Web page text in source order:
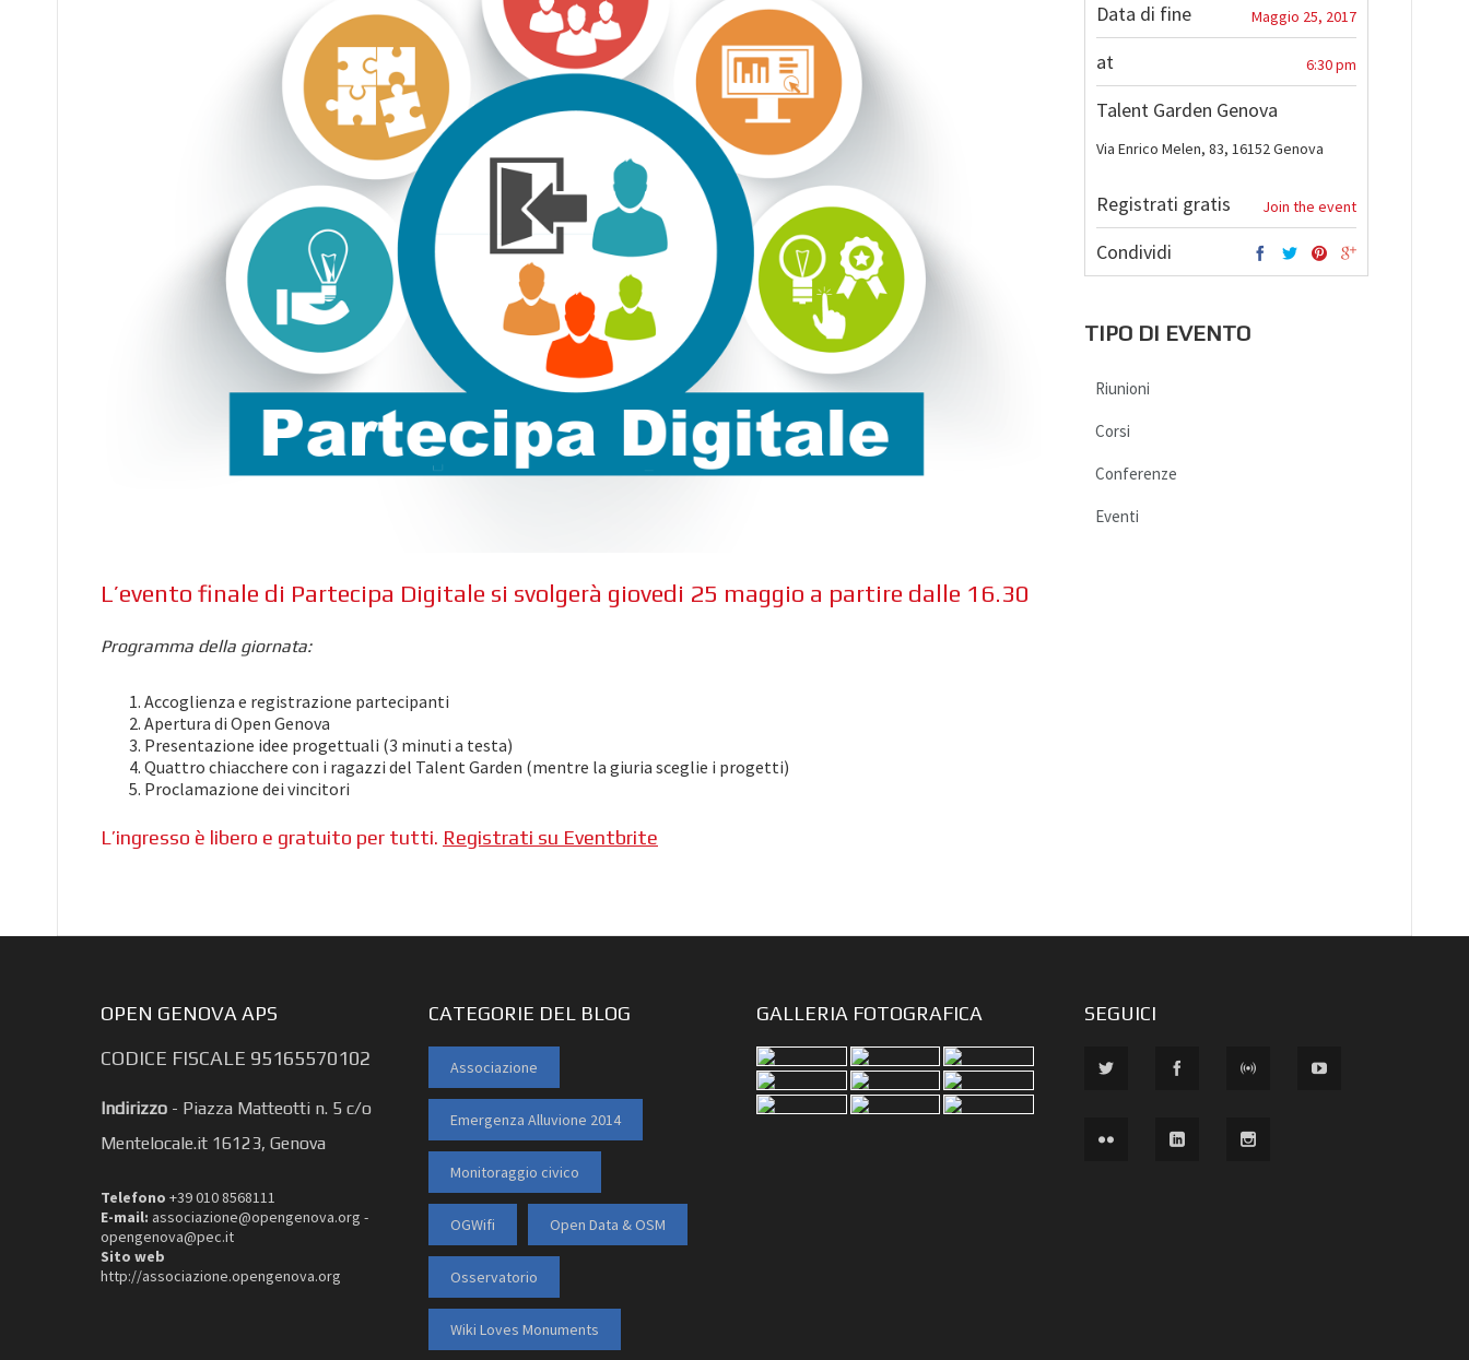
L’evento finale di Partecipa Digitale si svolgerà giovedi 25 maggio a partire dalle 16.30
Programma della giornata:
Accoglienza e registrazione partecipanti
Apertura di Open Genova
Presentazione idee progettuali (3 minuti a testa)
Quattro chiacchere con i ragazzi del Talent Garden (mentre la giuria sceglie i progetti)
Proclamazione dei vincitori
L’ingresso è libero e gratuito per tutti. Registrati su Eventbrite
Data di fine Maggio 25, 2017
at 6:30 pm
Talent Garden Genova
Via Enrico Melen, 83, 16152 Genova
Registrati gratis Join the event
Condividi
TIPO DI EVENTO
Riunioni
Corsi
Conferenze
Eventi
OPEN GENOVA APS
CODICE FISCALE 95165570102
Indirizzo - Piazza Matteotti n. 5 c/o
Mentelocale.it 16123, Genova
Telefono +39 010 8568111
E-mail: associazione@opengenova.org -
opengenova@pec.it
Sito web
http://associazione.opengenova.org
CATEGORIE DEL BLOG
Associazione
Emergenza Alluvione 2014
Monitoraggio civico
OGWifi Open Data & OSM
Osservatorio
Wiki Loves Monuments
GALLERIA FOTOGRAFICA SEGUICI